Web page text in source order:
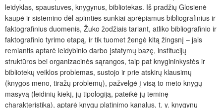
leidyklas, spaustuves, knygynus, bibliotekas. Iš pradžių Glosienė
kaupė ir sistemino dėl apimties sunkiai aprėpiamus bibliografinius ir
faktografinius duomenis, Žuko žodžiais tariant, atliko bibliografinio ir
faktografinio tyrimo etapą, ir tik tuomet žengė kitą žingsnį ‒ jais
remiantis aptarė leidybinio darbo įstatymų bazę, institucijų
struktūros bei organizacinės sąrangos, taip pat knygininkystės ir
bibliotekų veiklos problemas, sustojo ir prie atskirų klausimų
(knygos meno, tiražų problemų), pažvelgė į visą to meto knygų
masyvą (leidinių kiekį, jų tipologiją, pateikė jų teminę
charakteristiką), aptarė knygų platinimo kanalus, t. y. knygynų